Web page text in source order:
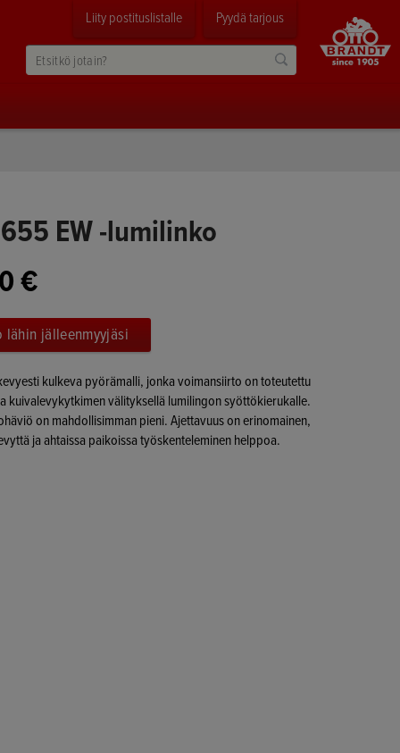
Liity postituslistalle Pyydä tarjous
EW -lumilinko
€
lähin jälleenmyyjäsi
kulkeva pyörämalli, jonka voimansiirto on toteutettu
kuivalevykytkimen välityksellä lumilingon syöttökierukalle.
on mahdollisimman pieni. Ajettavuus on erinomainen,
ja ahtaissa paikoissa työskenteleminen helppoa.